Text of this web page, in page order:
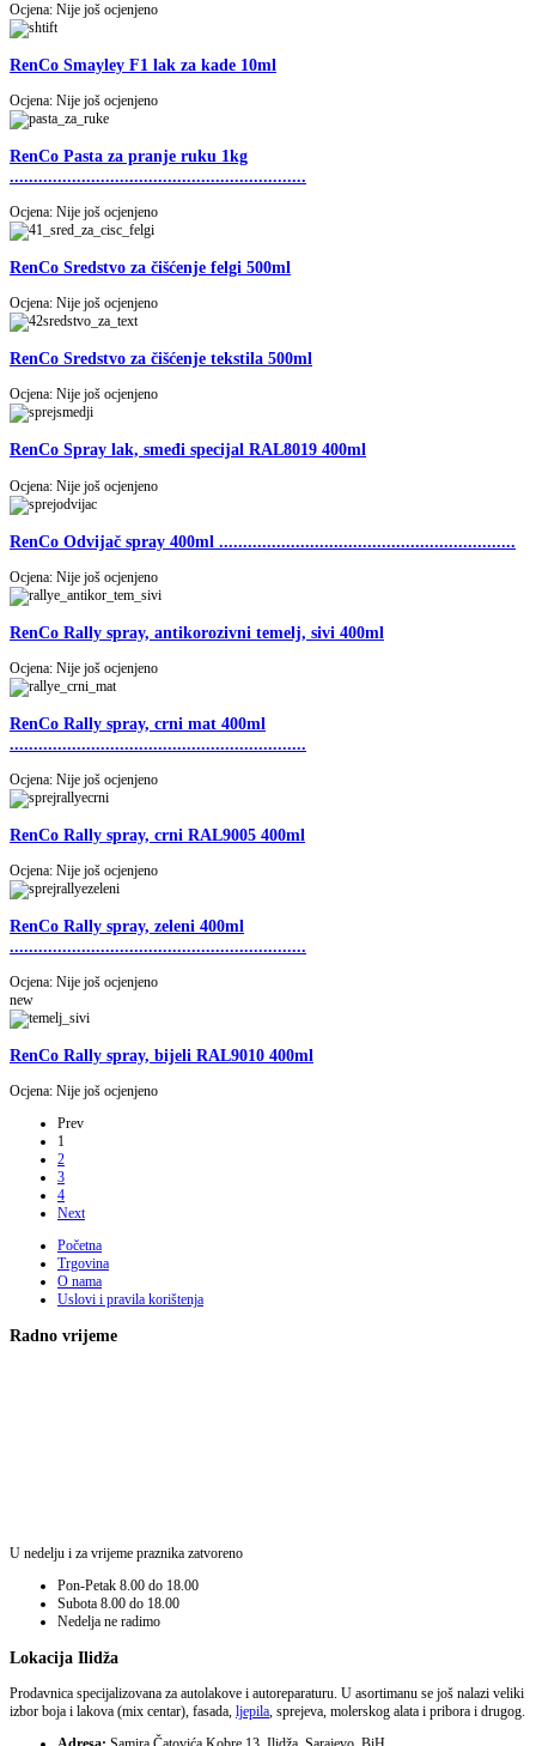
Ocjena: Nije još ocjenjeno
RenCo Smayley F1 lak za kade 10ml
Ocjena: Nije još ocjenjeno
RenCo Pasta za pranje ruku 1kg
..............................................................
Ocjena: Nije još ocjenjeno
RenCo Sredstvo za čišćenje felgi 500ml
Ocjena: Nije još ocjenjeno
RenCo Sredstvo za čišćenje tekstila 500ml
Ocjena: Nije još ocjenjeno
RenCo Spray lak, smeđi specijal RAL8019 400ml
Ocjena: Nije još ocjenjeno
RenCo Odvijač spray 400ml ..............................................................
Ocjena: Nije još ocjenjeno
RenCo Rally spray, antikorozivni temelj, sivi 400ml
Ocjena: Nije još ocjenjeno
RenCo Rally spray, crni mat 400ml
..............................................................
Ocjena: Nije još ocjenjeno
RenCo Rally spray, crni RAL9005 400ml
Ocjena: Nije još ocjenjeno
RenCo Rally spray, zeleni 400ml
..............................................................
Ocjena: Nije još ocjenjeno
new
RenCo Rally spray, bijeli RAL9010 400ml
Ocjena: Nije još ocjenjeno
Prev
1
2
3
4
Next
Početna
Trgovina
O nama
Uslovi i pravila korištenja
Radno vrijeme
U nedelju i za vrijeme praznika zatvoreno
Pon-Petak 8.00 do 18.00
Subota 8.00 do 18.00
Nedelja ne radimo
Lokacija Ilidža
Prodavnica specijalizovana za autolakove i autoreparaturu. U asortimanu se još nalazi veliki
izbor boja i lakova (mix centar), fasada, ljepila, sprejeva, molerskog alata i pribora i drugog.